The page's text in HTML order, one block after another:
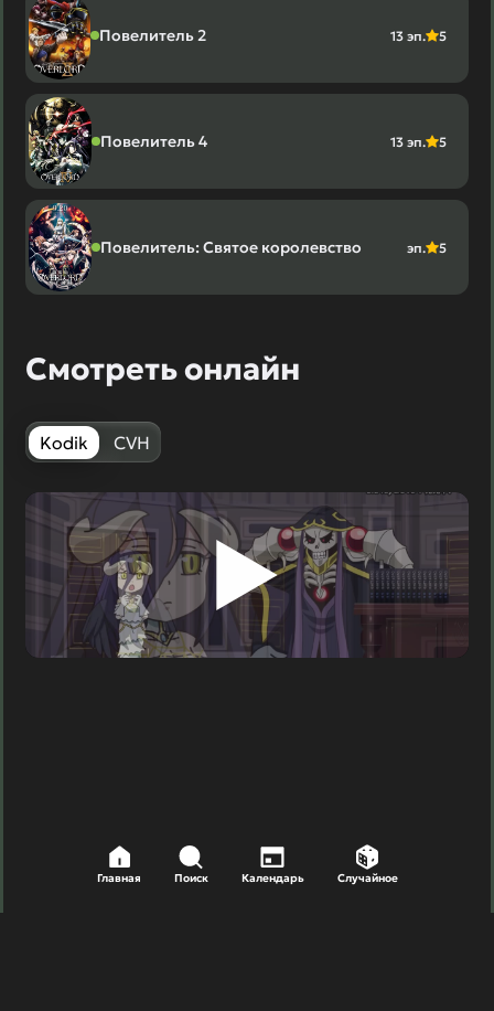
Главная Поиск Календарь Случайное
Повелитель 2 13 эп. 5
Повелитель 4 13 эп. 5
Повелитель: Святое королевство эп. 5
Смотреть онлайн
Kodik CVH